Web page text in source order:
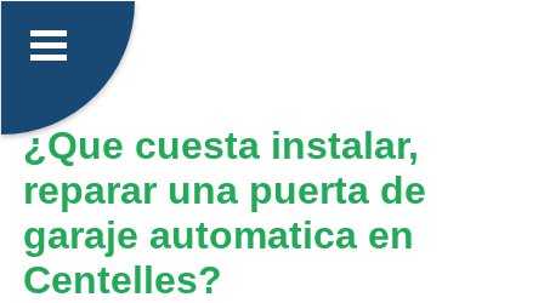
¿Que cuesta instalar,
reparar una puerta de
garaje automatica en
Centelles?